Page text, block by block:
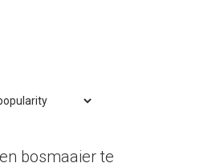
bosmaaier te